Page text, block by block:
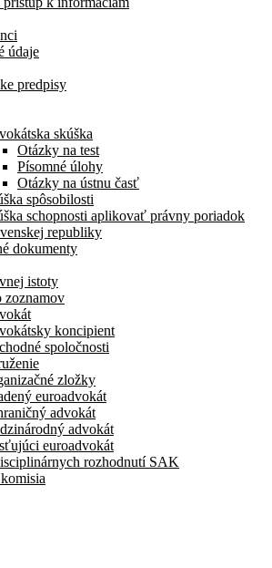
údaje
predpisy
skúška
Otázky na test
Písomné úlohy
Otázky na ústnu časť
spôsobilosti
schopnosti aplikovať právny poriadok
republiky
dokumenty
istoty
zoznamov
koncipient
spoločnosti
zložky
euroadvokát
advokát
advokát
euroadvokát
rozhodnutí SAK